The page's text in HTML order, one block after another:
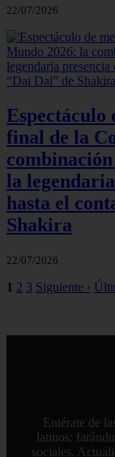
22/07/2026
Espectáculo
final de la
la
hasta el
Shakira
22/07/2026
1 2 3 Siguiente ›
Entérate de
latinos:
sociales.